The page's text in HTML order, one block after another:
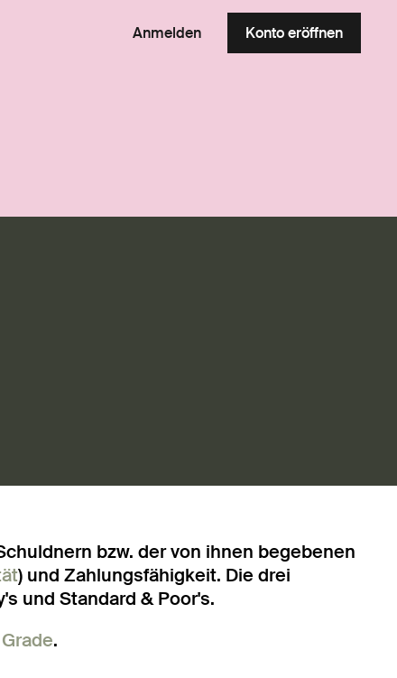
Anmelden Konto eröffnen
bzw. der von ihnen begebenen
) und Zahlungsfähigkeit. Die drei
und Standard & Poor's.
.